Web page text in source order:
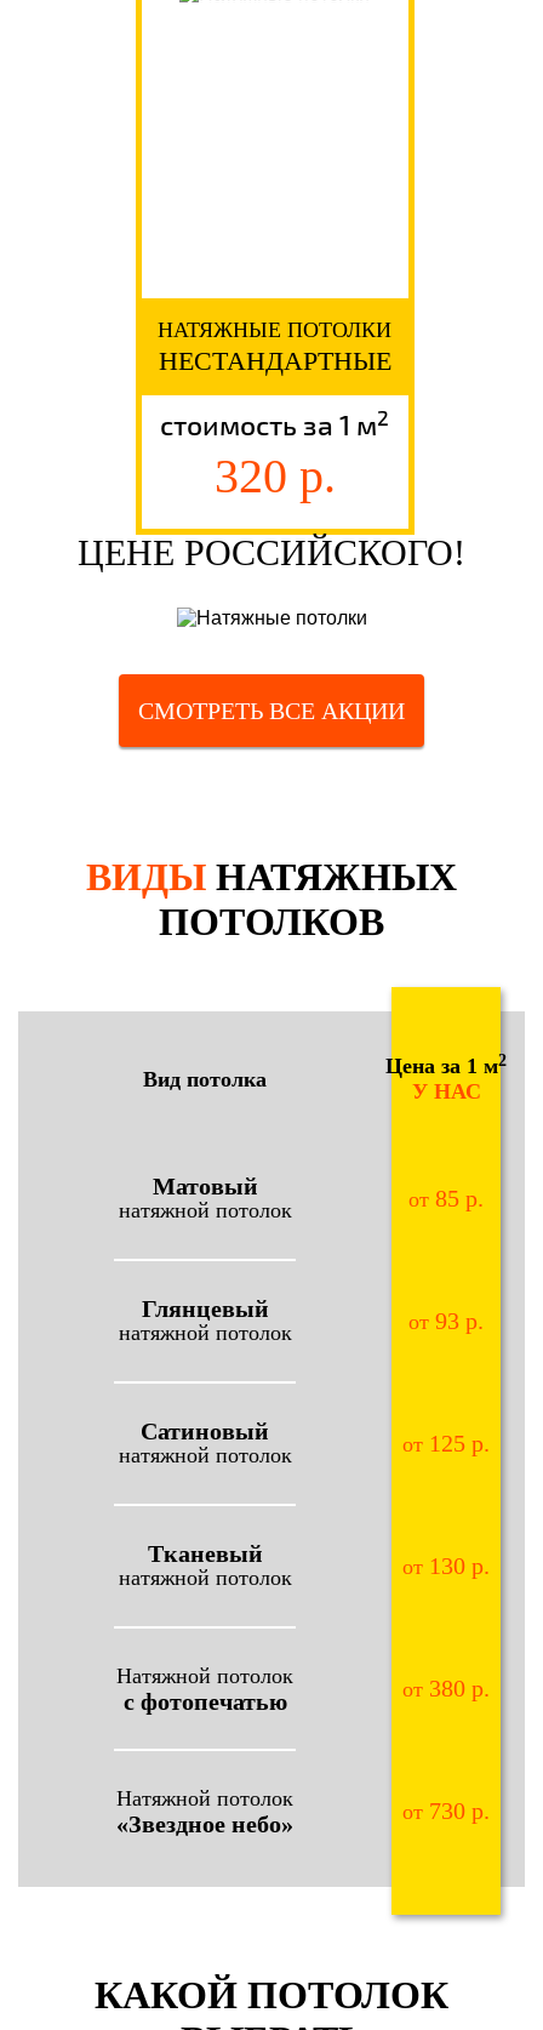
НАТЯЖНЫЕ ПОТОЛКИ
НЕСТАНДАРТНЫЕ
стоимость за 1 м2
320 р.
ЦЕНЕ РОССИЙСКОГО!
СМОТРЕТЬ ВСЕ АКЦИИ
ВИДЫ НАТЯЖНЫХ
ПОТОЛКОВ
Вид потолка
Цена за 1 м2
У НАС
Матовый
натяжной потолок от 85 р.
Глянцевый
натяжной потолок от 93 р.
Сатиновый
натяжной потолок от 125 р.
Тканевый
натяжной потолок от 130 р.
Натяжной потолок
с фотопечатью от 380 р.
Натяжной потолок
«Звездное небо» от 730 р.
КАКОЙ ПОТОЛОК